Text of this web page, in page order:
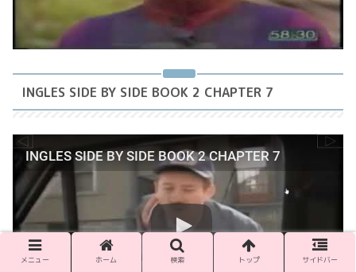
INGLES SIDE BY SIDE BOOK 2 CHAPTER 7
INGLES SIDE BY SIDE BOOK 2 CHAPTER 7
メニュー ホーム 検索 トップ サイドバー